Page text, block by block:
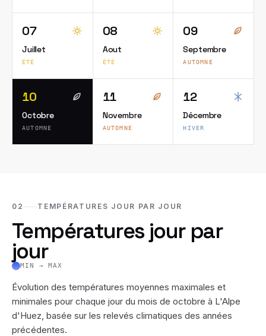
07
Juillet
ÉTÉ
08
Aout
ÉTÉ
09
Septembre
AUTOMNE
10
Octobre
AUTOMNE
11
Novembre
AUTOMNE
12
Décembre
HIVER
02 TEMPÉRATURES JOUR PAR JOUR
Températures jour par
jour
MIN → MAX
Évolution des températures moyennes maximales et
minimales pour chaque jour du mois de octobre à L'Alpe
d'Huez, basée sur les relevés climatiques des années
précédentes.